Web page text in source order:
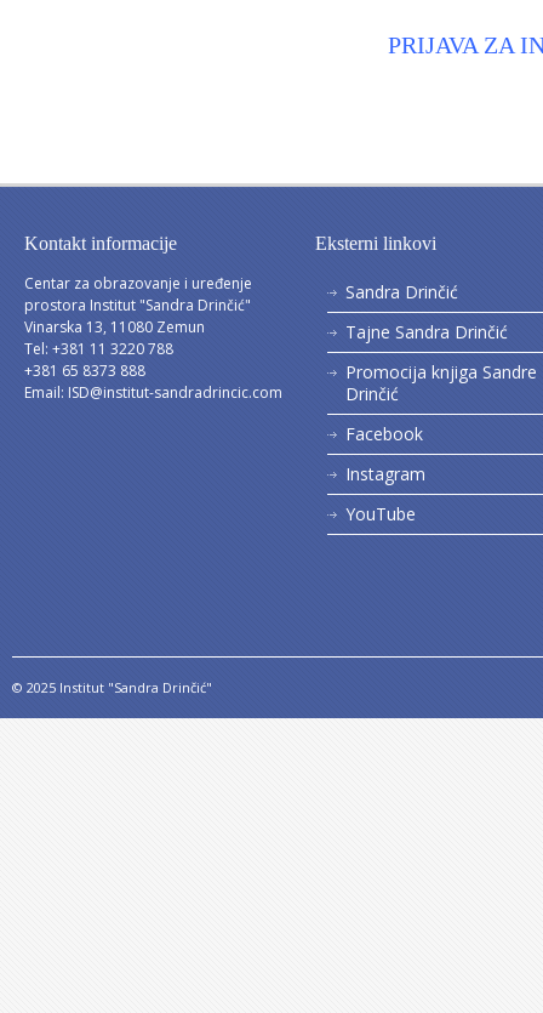
PRIJAVA ZA
Kontakt informacije
Centar za obrazovanje i uređenje
prostora Institut "Sandra Drinčić"
Vinarska 13, 11080 Zemun
Tel: +381 11 3220 788
+381 65 8373 888
Email: ISD@institut-sandradrincic.com
Eksterni linkovi
Sandra Drinčić
Tajne Sandra Drinčić
Promocija knjiga Sandre
Drinčić
Facebook
Instagram
YouTube
© 2025 Institut "Sandra Drinčić"